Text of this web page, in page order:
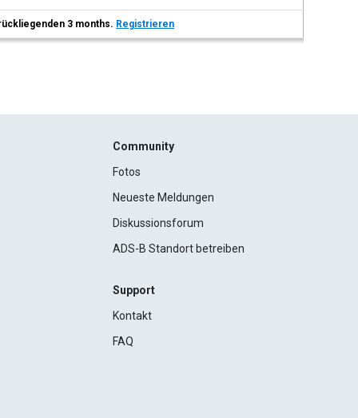
3 months. Registrieren
Community
Fotos
Neueste Meldungen
Diskussionsforum
ADS-B Standort betreiben
Support
Kontakt
FAQ